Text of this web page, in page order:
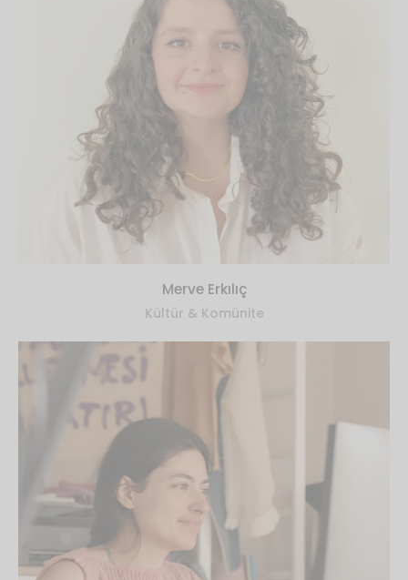
Merve Erkılıç
Kültür & Komünite